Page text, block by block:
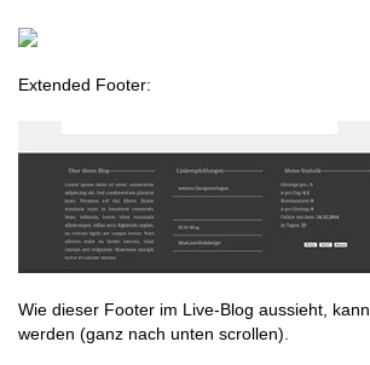
Extended Footer:
Wie dieser Footer im Live-Blog aussieht, kann
werden (ganz nach unten scrollen).